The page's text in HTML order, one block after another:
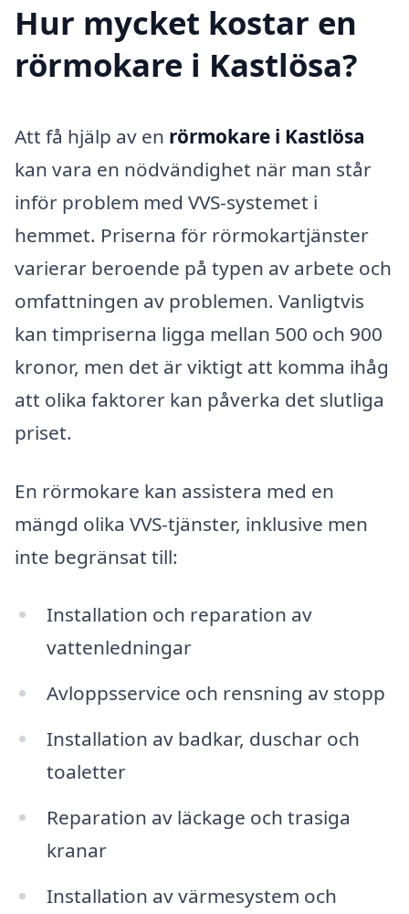
Hur mycket kostar en
rörmokare i Kastlösa?
Att få hjälp av en rörmokare i Kastlösa
kan vara en nödvändighet när man står
inför problem med VVS-systemet i
hemmet. Priserna för rörmokartjänster
varierar beroende på typen av arbete och
omfattningen av problemen. Vanligtvis
kan timpriserna ligga mellan 500 och 900
kronor, men det är viktigt att komma ihåg
att olika faktorer kan påverka det slutliga
priset.
En rörmokare kan assistera med en
mängd olika VVS-tjänster, inklusive men
inte begränsat till:
Installation och reparation av
vattenledningar
Avloppsservice och rensning av stopp
Installation av badkar, duschar och
toaletter
Reparation av läckage och trasiga
kranar
Installation av värmesystem och